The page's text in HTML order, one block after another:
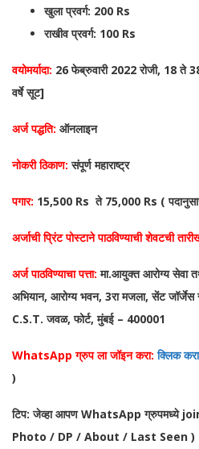
खुला प्रवर्ग: 200 Rs
राखीव प्रवर्ग: 100 Rs
वयोमर्यादा: 26 फेब्रुवारी 2022 रोजी, 18 ते 38
वर्षे सूट]
अर्ज पद्धति: ऑनलाइन
नोकरी ठिकाण: संपूर्ण महाराष्ट्र
पगार: 15,500 Rs ते 75,000 Rs (
अर्जाची प्रिंट पोस्टाने पाठविण्याची शेवटची
अर्ज पाठविण्याचा पत्ता:मा.आयुक्त आरोग्य सेवा
अभियान, आरोग्य भवन, 3रा मजला, सेंट जॉर्जेस
C.S.T. जवळ, फोर्ट, मुंबई – 400001
WhatsApp ग्रुप ला जॉइनकरा: क्लिक करा
)
टिप: जेव्हा आपण WhatsApp ग्रुपमध्ये
Photo / DP / About / Last Seen )